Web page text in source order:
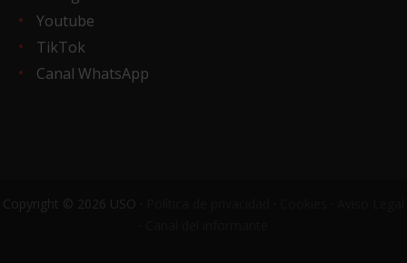
Youtube
TikTok
Canal WhatsApp
Copyright © 2026 USO ·